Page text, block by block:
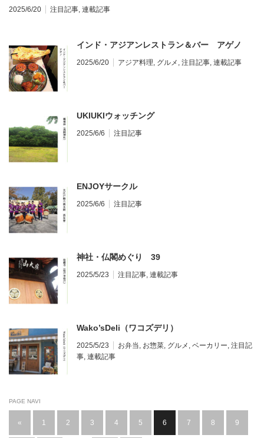
2025/6/20
注目記事 連載記事
インド・アジアンレストラン＆バー アゲノ
2025/6/20 アジア料理 グルメ 注目記事 連載記事
UKIUKIウォッチング
2025/6/6 注目記事
ENJOYサークル
2025/6/6 注目記事
神社・仏閣めぐり 39
2025/5/23 注目記事 連載記事
Wako’sDeli（ワコズデリ）
2025/5/23 お弁当 お惣菜 グルメ ベーカリー 注目記
事 連載記事
PAGE NAVI
« 1 2 3 4 5 6 7 8 9